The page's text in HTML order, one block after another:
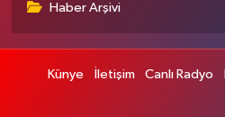
Haber Arşivi
Künye İletişim Canlı Radyo